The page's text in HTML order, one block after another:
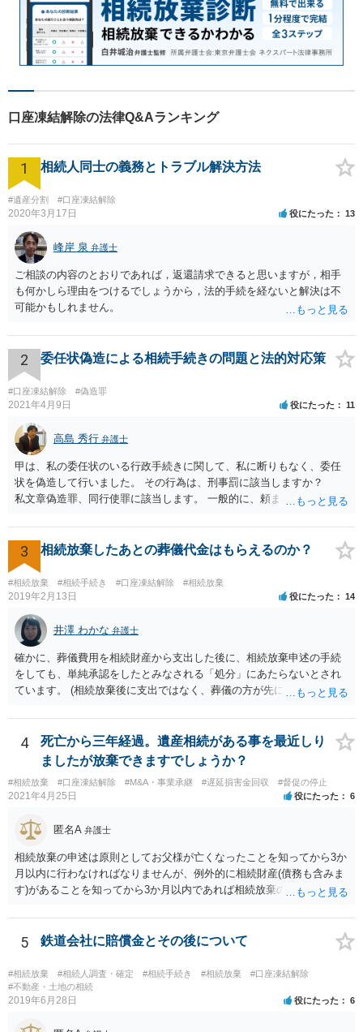
口座凍結解除の法律Q&Aランキング
1 相続人同士の義務とトラブル解決方法
#遺産分割 #口座凍結解除
2020年3月17日 役にたった 13
峰岸 泉 弁護士
ご相談の内容のとおりであれば，返還請求できると思いますが，相手
も何かしら理由をつけるでしょうから，法的手続を経ないと解決は不
可能かもしれません。
2 委任状偽造による相続手続きの問題と法的対応策
#口座凍結解除 #偽造罪
2021年4月9日 役にたった 11
高島 秀行 弁護士
甲は、私の委任状のいる行政手続きに関して、私に断りもなく、委任
状を偽造して行いました。 その行為は、刑事罰に該当しますか？
私文章偽造罪、同行使罪に該当します。 一般的に、頼まれた（委任さ
か？ 委任状を偽造して使用することはまでは依頼の範囲ではない
ので できないと思います。
3 相続放棄したあとの葬儀代金はもらえるのか？
#相続放棄 #相続手続き #口座凍結解除 #相続放棄
2019年2月13日 役にたった 14
井澤 わかな 弁護士
確かに、葬儀費用を相続財産から支出した後に、相続放棄申述の手続
をしても、単純承認をしたとみなされる「処分」にあたらないとされ
ています。 (相続放棄後に支出ではなく、葬儀の方が先に来るのが通常
述の手続ということだと思いますが) ただ、葬儀費用ならいくらでもよ
いということではなく、身分相応の、社会的儀式として当然認められ
る程度の金額に留まると考えた方がよいです。 もし、相続人の皆さん
に葬儀費用を支出する経済力がなく、質素な葬儀を行った費用であれ
ば相続財産から支出しても単純承認と認められない可能性が高いの
で、相続放棄申述が受理される可能性も高いと思います。
4
死亡から三年経過。遺産相続がある事を最近しり
ましたが放棄できますでしょうか？
#相続放棄 #口座凍結解除 #M&A・事業承継 #遅延損害金回収 #督促の停止
2021年4月25日 役にたった 6
匿名A 弁護士
相続放棄の申述は原則としてお父様が亡くなったことを知ってから3か
月以内に行わなければなりませんが、例外的に相続財産(債務も含みま
す)があることを知ってから3か月以内であれば相続放棄の申述が認め
したら、早急に家裁に行って相続放棄の申述をしたい旨告げて必要な
書類を提出されることをおすすめいたします。 なお、お父様の債務が
他にもあるかもしれないというリスクを考えますと、相続放棄の申述
にあたっては、法テラスの無料相談等を利用して弁護士に相談するこ
とも十分考えられるかと存じます。また、ご記載いただいた事実関係
を拝見するかぎり、再婚相手のかたは既に相続放棄をされている可能
5 鉄道会社に賠償金とその後について
#相続放棄 #相続人調査・確定 #相続手続き #相続放棄
#口座凍結解除
#不動産・土地の相続
2019年6月28日 役にたった 6